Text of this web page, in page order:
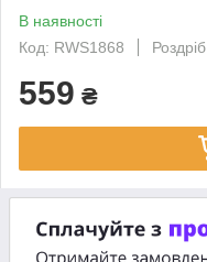
В наявності
Код: RWS1868
Роздріб
559 ₴